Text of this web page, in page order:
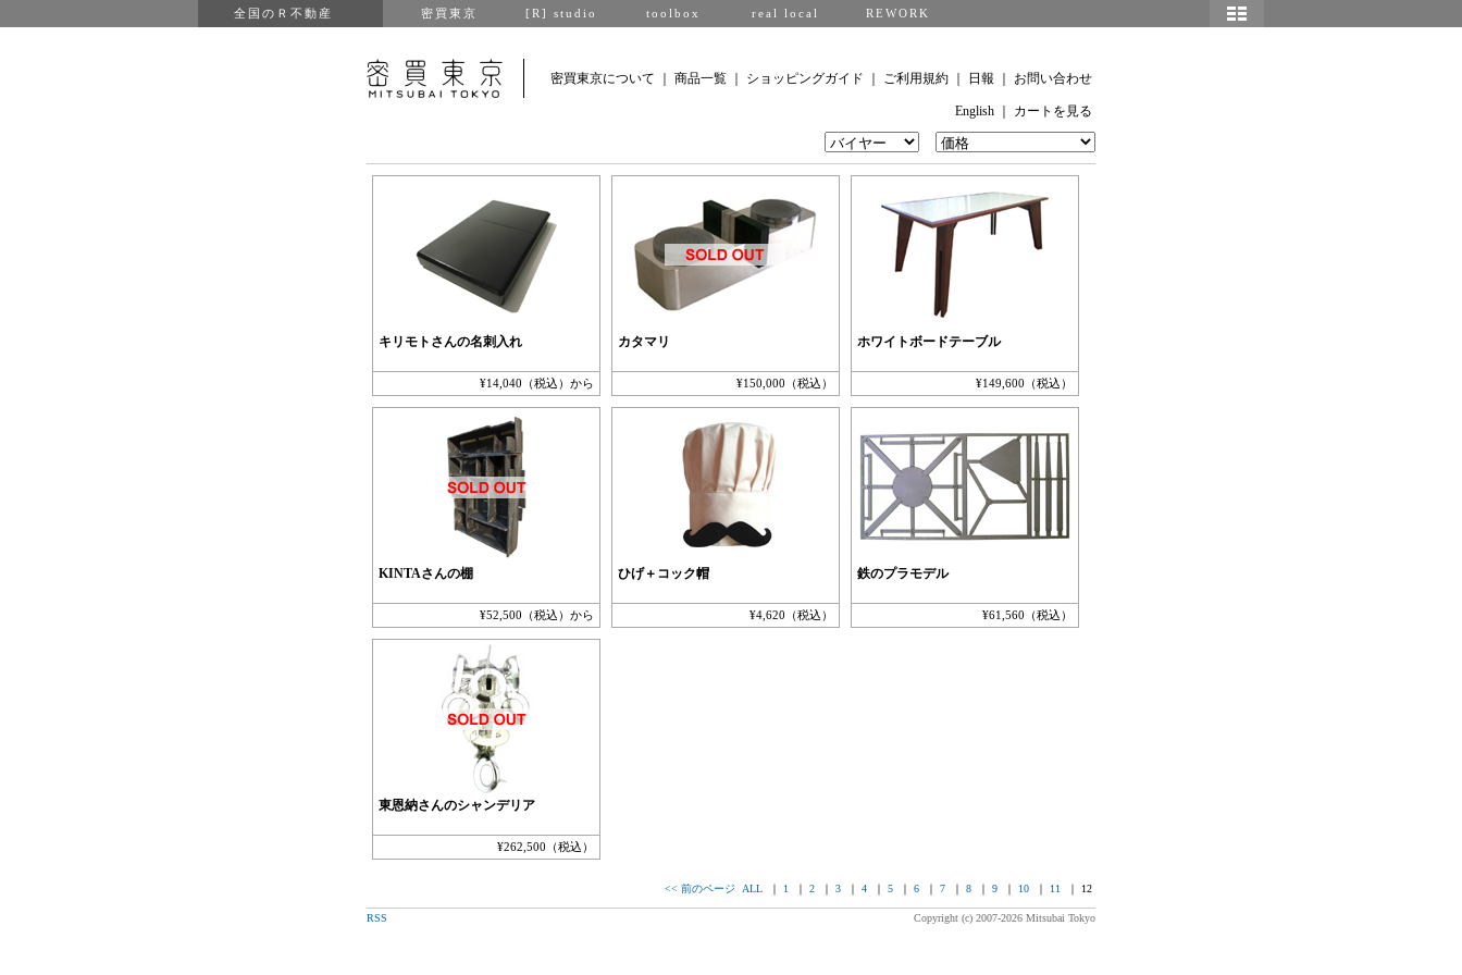
全国のＲ不動産 密買東京 [R] studio toolbox real local REWORK
密買東京について 商品一覧 ショッピングガイド ご利用規約 日報 お問い合わせ
English カートを見る
キリモトさんの名刺入れ
¥14,040（税込）から
カタマリ
¥150,000（税込）
ホワイトボードテーブル
¥149,600（税込）
KINTAさんの棚
¥52,500（税込）から
ひげ＋コック帽
¥4,620（税込）
鉄のプラモデル
¥61,560（税込）
東恩納さんのシャンデリア
¥262,500（税込）
<< 前のページ ALL 1 2 3 4 5 6 7 8 9 10 11 ｜ 12
RSS Copyright (c) 2007-2026 Mitsubai Tokyo